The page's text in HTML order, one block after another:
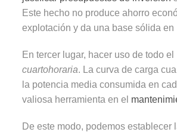
Este hecho no produce ahorro
explotación y da una base sólida
En tercer lugar, hacer uso de todo
cuartohoraria. La curva de carga
la potencia media consumida en
valiosa herramienta en el
De este modo, podemos